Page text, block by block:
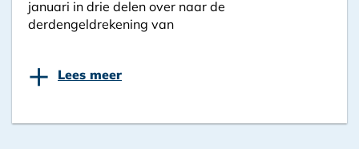
januari in drie delen over naar de
derdengeldrekening van
+ Lees meer